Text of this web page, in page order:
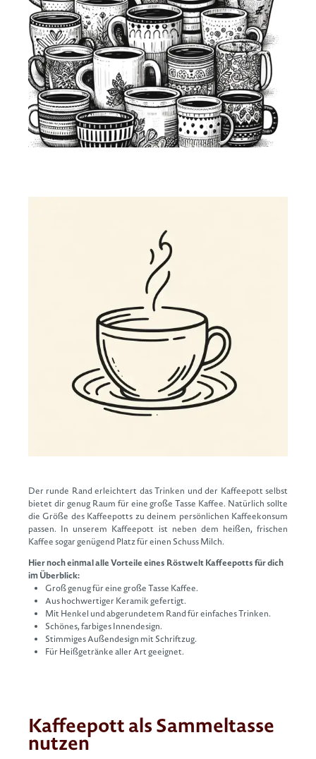
Der runde Rand erleichtert das Trinken und der Kaffeepott selbst
bietet dir genug Raum für eine große Tasse Kaffee. Natürlich sollte
die Größe des Kaffeepotts zu deinem persönlichen Kaffeekonsum
passen. In unserem Kaffeepott ist neben dem heißen, frischen
Kaffee sogar genügend Platz für einen Schuss Milch.
Hier noch einmal alle Vorteile eines Röstwelt Kaffeepotts für dich
im Überblick:
Groß genug für eine große Tasse Kaffee.
Aus hochwertiger Keramik gefertigt.
Mit Henkel und abgerundetem Rand für einfaches Trinken.
Schönes, farbiges Innendesign.
Stimmiges Außendesign mit Schriftzug.
Für Heißgetränke aller Art geeignet.
Kaffeepott als Sammeltasse
nutzen